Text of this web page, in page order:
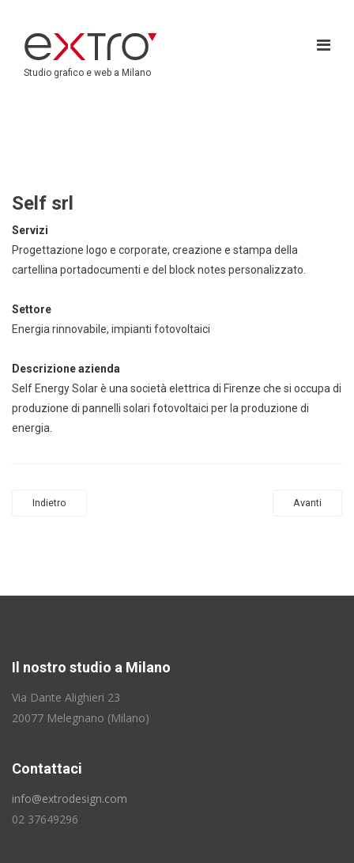
Studio grafico e web a Milano
Self srl
Servizi
Progettazione logo e corporate, creazione e stampa della
cartellina portadocumenti e del block notes personalizzato.
Settore
Energia rinnovabile, impianti fotovoltaici
Descrizione azienda
Self Energy Solar è una società elettrica di Firenze che si occupa di
produzione di pannelli solari fotovoltaici per la produzione di
energia.
Indietro Avanti
Il nostro studio a Milano
Via Dante Alighieri 23
20077 Melegnano (Milano)
Contattaci
info@extrodesign.com
02 37649296